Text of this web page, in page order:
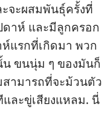
จะ​ผสม​พันธุ์​ครั้ง​ที่​
าห์ และ​มี​ลูก​ครอก​
แรก​ที่​เกิด​มา พวก​
น ขน​นุ่ม ๆ ของ​มัน​ก็​
ามารถ​ที่​จะ​ม้วน​ตัว​
ละ​ขู่​เสียง​แหลม. นี่​